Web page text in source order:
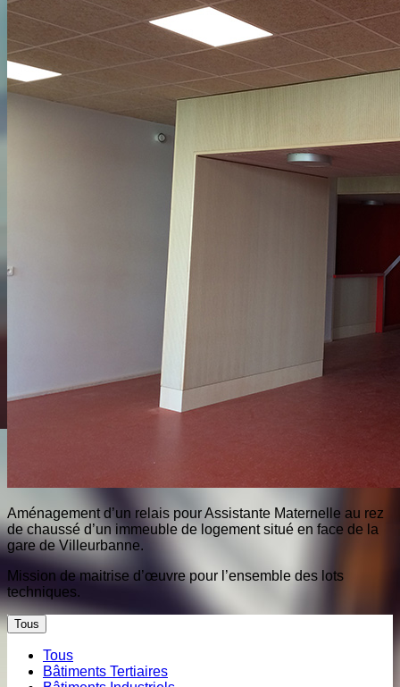
Aménagement d’un relais pour Assistante Maternelle au rez
de chaussé d’un immeuble de logement situé en face de la
gare de Villeurbanne.
Mission de maitrise d’œuvre pour l’ensemble des lots
techniques.
Tous
Tous
Bâtiments Tertiaires